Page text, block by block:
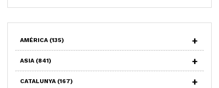
AMÉRICA (135)
ASIA (841)
CATALUNYA (167)